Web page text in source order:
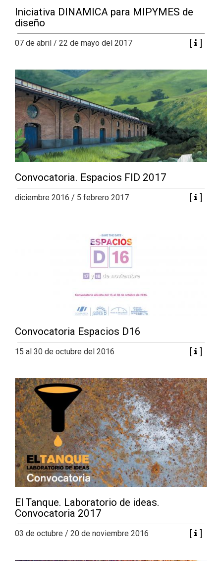
+ DIRECTORIOS | Tiendas de diseño
+ MESA EJECUTIVA DE ARTES VISUALES
Iniciativa DINAMICA para MIPYMES de
diseño
07 de abril / 22 de mayo del 2017
Convocatoria. Espacios FID 2017
diciembre 2016 / 5 febrero 2017
Convocatoria Espacios D16
15 al 30 de octubre del 2016
El Tanque. Laboratorio de ideas.
Convocatoria 2017
03 de octubre / 20 de noviembre 2016